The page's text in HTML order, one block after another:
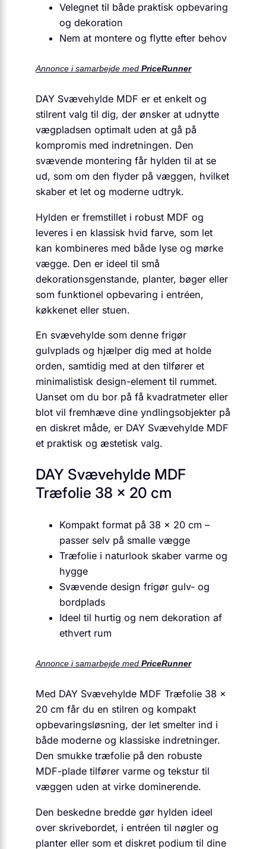
Velegnet til både praktisk opbevaring
og dekoration
Nem at montere og flytte efter behov
Annonce i samarbejde med PriceRunner
DAY Svævehylde MDF er et enkelt og
stilrent valg til dig, der ønsker at udnytte
vægpladsen optimalt uden at gå på
kompromis med indretningen. Den
svævende montering får hylden til at se
ud, som om den flyder på væggen, hvilket
skaber et let og moderne udtryk.
Hylden er fremstillet i robust MDF og
leveres i en klassisk hvid farve, som let
kan kombineres med både lyse og mørke
vægge. Den er ideel til små
dekorationsgenstande, planter, bøger eller
som funktionel opbevaring i entréen,
køkkenet eller stuen.
En svævehylde som denne frigør
gulvplads og hjælper dig med at holde
orden, samtidig med at den tilfører et
minimalistisk design-element til rummet.
Uanset om du bor på få kvadratmeter eller
blot vil fremhæve dine yndlingsobjekter på
en diskret måde, er DAY Svævehylde MDF
et praktisk og æstetisk valg.
DAY Svævehylde MDF
Træfolie 38 x 20 cm
Kompakt format på 38 x 20 cm –
passer selv på smalle vægge
Træfolie i naturlook skaber varme og
hygge
Svævende design frigør gulv- og
bordplads
Ideel til hurtig og nem dekoration af
ethvert rum
Annonce i samarbejde med PriceRunner
Med DAY Svævehylde MDF Træfolie 38 x
20 cm får du en stilren og kompakt
opbevaringsløsning, der let smelter ind i
både moderne og klassiske indretninger.
Den smukke træfolie på den robuste
MDF-plade tilfører varme og tekstur til
væggen uden at virke dominerende.
Den beskedne bredde gør hylden ideel
over skrivebordet, i entréen til nøgler og
planter eller som et diskret podium til dine